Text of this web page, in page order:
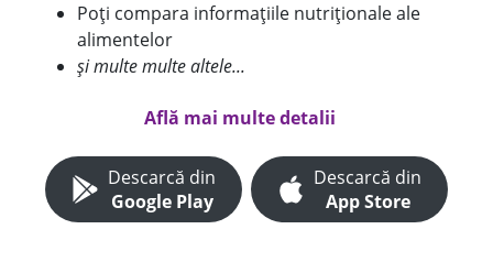
Poți compara informațiile nutriționale ale
alimentelor
și multe multe altele...
Află mai multe detalii
Descarcă din
Google Play
Descarcă din
App Store